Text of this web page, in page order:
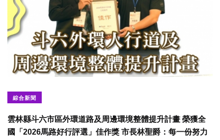
綜合新聞
雲林縣斗六市區外環道路及周邊環境整體提升計畫 榮獲全
國「2026馬路好行評選」佳作獎 市長林聖爵：每一份努力